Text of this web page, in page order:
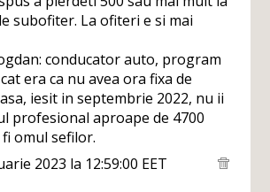
subofiter. La ofiteri e si mai
conducator auto, program
era ca nu avea ora fixa de
iesit in septembrie 2022, nu ii
profesional aproape de 4700
fi omul sefilor.
2023 la 12:59:00 EET